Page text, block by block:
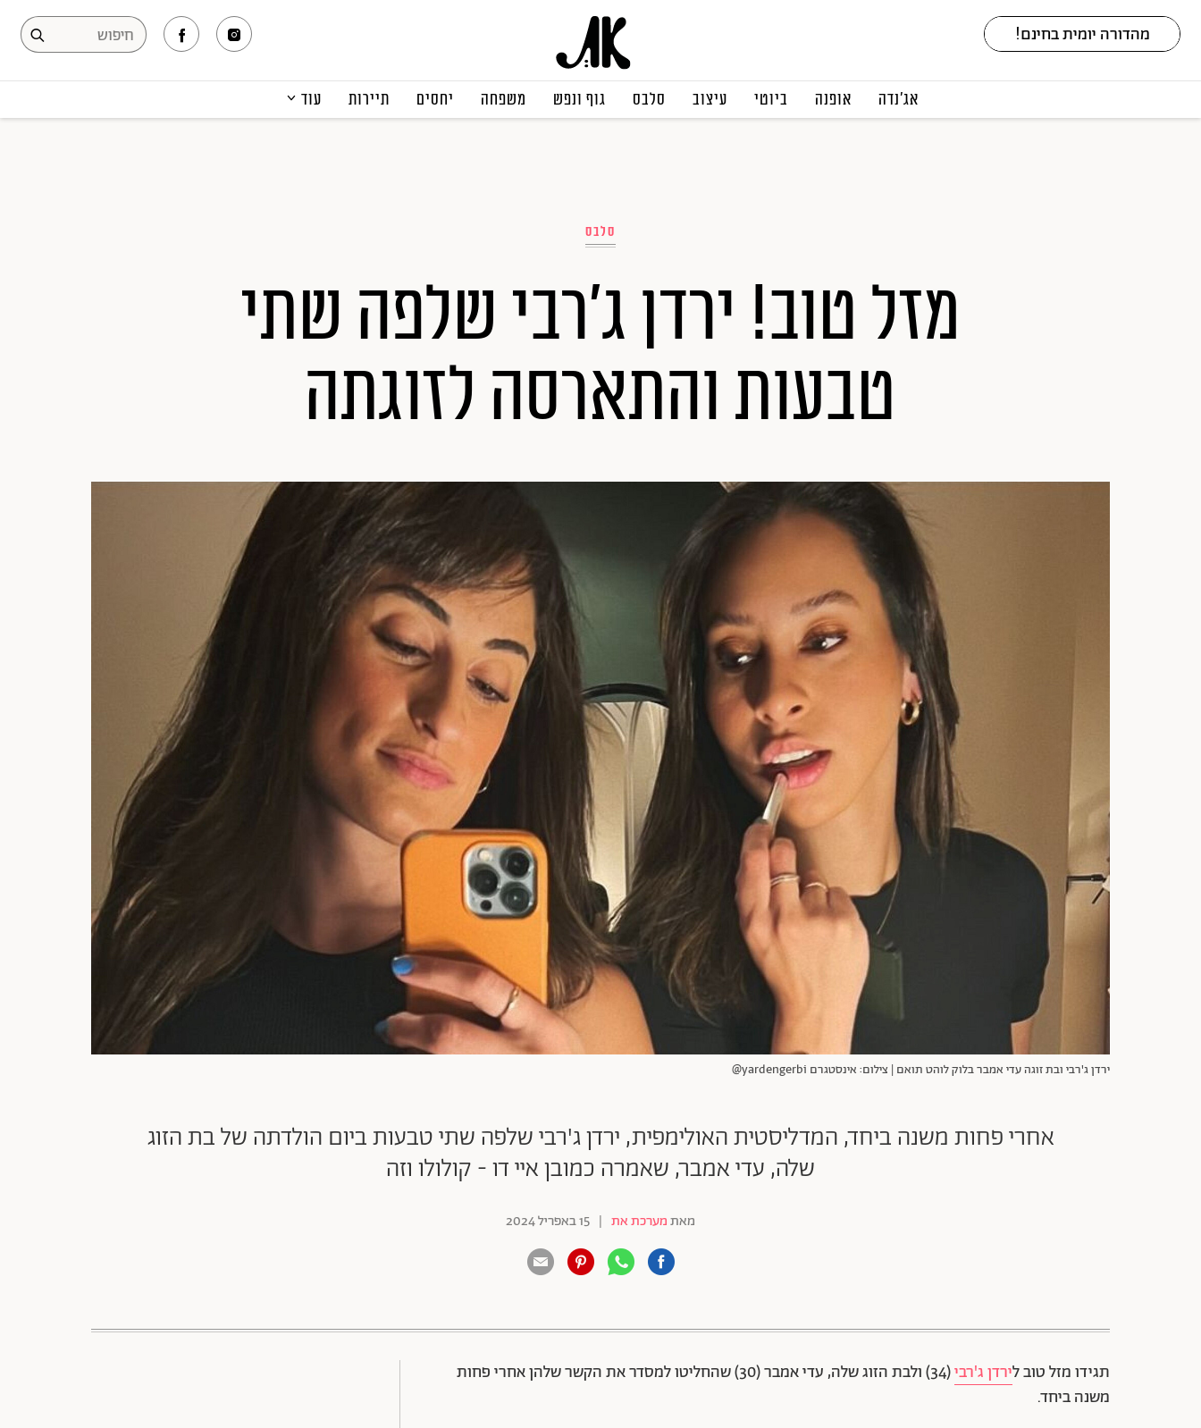
אג׳נדה אופנה ביוטי עיצוב סלבס גוף ונפש משפחה יחסים תיירות עוד
סלבס
מזל טוב! ירדן ג'רבי שלפה שתי
טבעות והתארסה לזוגתה
ירדן ג'רבי ובת זוגה עדי אמבר בלוק לוהט תואם | צילום: אינסטגרם yardengerbi@
אחרי פחות משנה ביחד, המדליסטית האולימפית, ירדן ג'רבי שלפה שתי טבעות ביום הולדתה של בת הזוג
שלה, עדי אמבר, שאמרה כמובן איי דו - קולולו וזה
מאתמערכת את | 15 באפריל 2024
תגידו מזל טוב לירדן ג'רבי
(34) ולבת הזוג שלה, עדי אמבר (30) שהחליטו למסדר את הקשר שלהן אחרי פחות
משנה ביחד.